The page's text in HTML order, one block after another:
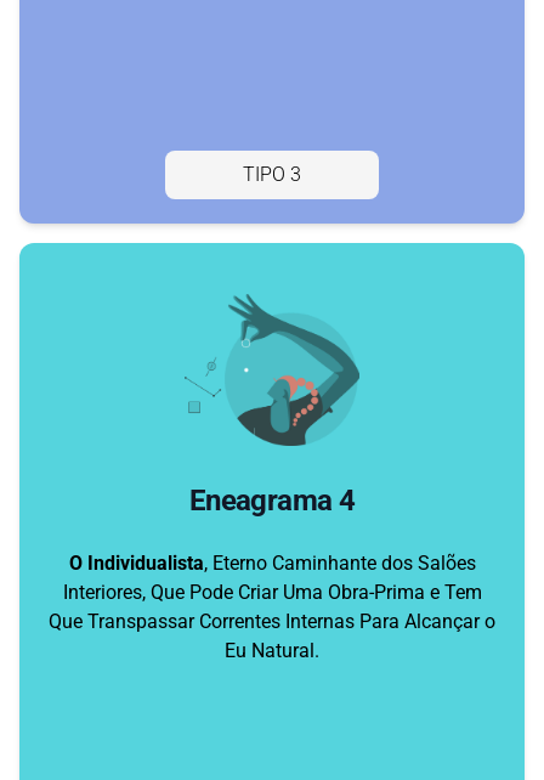
TIPO 3
Eneagrama 4
O Individualista, Eterno Caminhante dos Salões
Interiores, Que Pode Criar Uma Obra-Prima e Tem
Que Transpassar Correntes Internas Para Alcançar o
Eu Natural.